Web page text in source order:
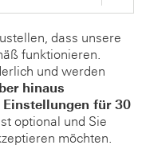
dass unsere
funktionieren.
und werden
hinaus
für 30
optional und Sie
möchten.